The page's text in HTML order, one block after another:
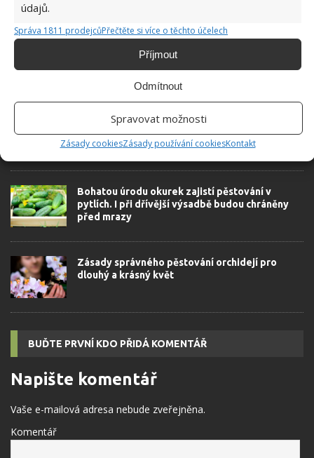
údajů.
Správa 1811 prodejcůPřečtěte si více o těchto účelech
Příjmout
Odmítnout
Spravovat možnosti
Zásady cookiesZásady používání cookiesKontakt
Správná péče o rajčata v srpnu zajistí
bezkonkurenční úrodu sladkých plodů.
Tajemství tkví v drobnostech
Bohatou úrodu okurek zajistí pěstování v
pytlích. I při dřívější výsadbě budou chráněny
před mrazy
Zásady správného pěstování orchidejí pro
dlouhý a krásný květ
BUĎTE PRVNÍ KDO PŘIDÁ KOMENTÁŘ
Napište komentář
Vaše e-mailová adresa nebude zveřejněna.
Komentář